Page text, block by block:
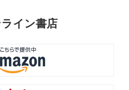
イン書店